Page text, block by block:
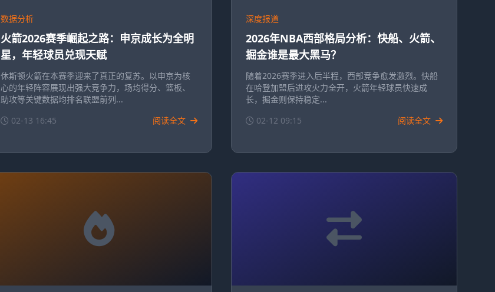
数据分析
火箭2026赛季崛起之路：申京成长为全明
星，年轻球员兑现天赋
休斯顿火箭在本赛季迎来了真正的复苏。以申京为核
心的年轻阵容展现出强大竞争力，场均得分、篮板、
助攻等关键数据均排名联盟前列...
02-13 16:45
阅读全文
深度报道
2026年NBA西部格局分析：快船、火箭、
掘金谁是最大黑马？
随着2026赛季进入后半程，西部竞争愈发激烈。快船
在哈登加盟后进攻火力全开，火箭年轻球员快速成
长，掘金则保持稳定...
02-12 09:15
阅读全文